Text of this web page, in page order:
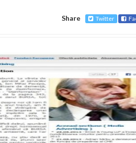
Share Twitter